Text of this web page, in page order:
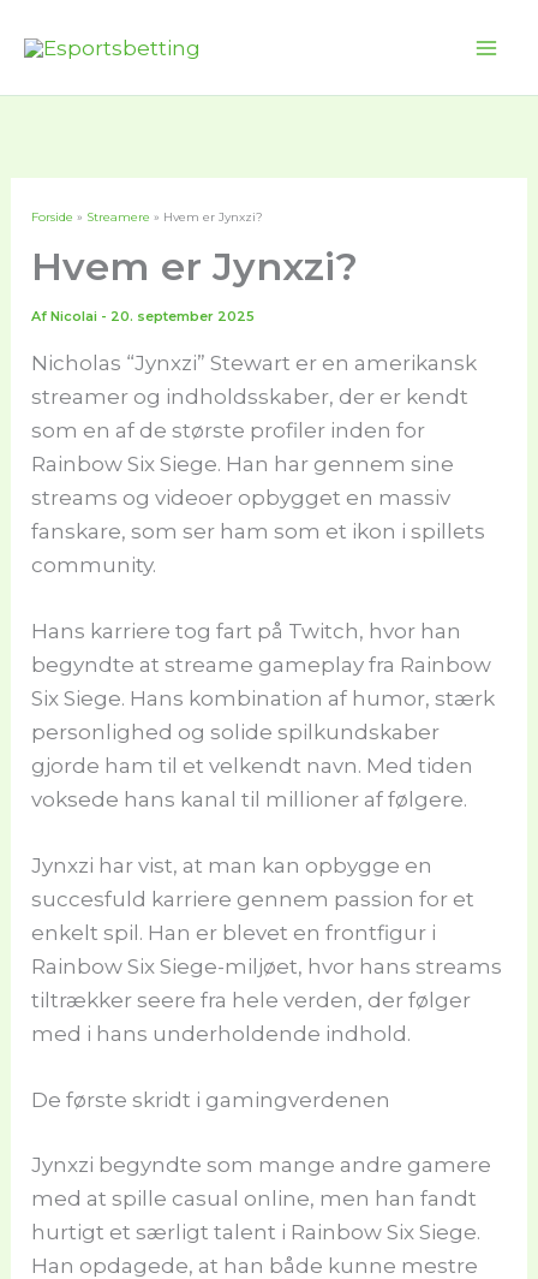
Forside Streamere Hvem er Jynxzi?
Hvem er Jynxzi?
AfNicolai - 20. september 2025
Nicholas “Jynxzi” Stewart er en amerikansk
streamer og indholdsskaber, der er kendt
som en af de største profiler inden for
Rainbow Six Siege. Han har gennem sine
streams og videoer opbygget en massiv
fanskare, som ser ham som et ikon i spillets
community.
Hans karriere tog fart på Twitch, hvor han
begyndte at streame gameplay fra Rainbow
Six Siege. Hans kombination af humor, stærk
personlighed og solide spilkundskaber
gjorde ham til et velkendt navn. Med tiden
voksede hans kanal til millioner af følgere.
Jynxzi har vist, at man kan opbygge en
succesfuld karriere gennem passion for et
enkelt spil. Han er blevet en frontfigur i
Rainbow Six Siege-miljøet, hvor hans streams
tiltrækker seere fra hele verden, der følger
med i hans underholdende indhold.
De første skridt i gamingverdenen
Jynxzi begyndte som mange andre gamere
med at spille casual online, men han fandt
hurtigt et særligt talent i Rainbow Six Siege.
Han opdagede, at han både kunne mestre